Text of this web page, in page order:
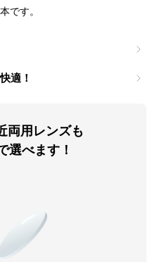
適！
両用レンズも
選べます！
です。